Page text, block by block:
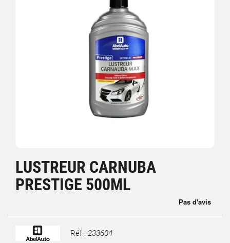
LUSTREUR CARNUBA
PRESTIGE 500ML
Marque Réf : 233604